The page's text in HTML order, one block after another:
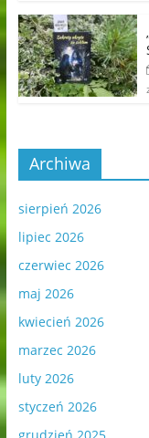
Archiwa
sierpień 2026
lipiec 2026
czerwiec 2026
maj 2026
kwiecień 2026
marzec 2026
luty 2026
styczeń 2026